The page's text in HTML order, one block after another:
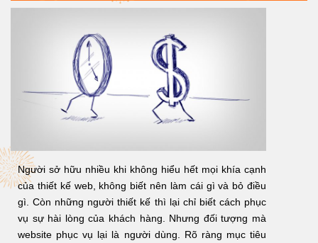
Người sở hữu nhiều khi không hiểu hết mọi khía cạnh
của thiết kế web, không biết nên làm cái gì và bỏ điều
gì. Còn những người thiết kế thì lại chỉ biết cách phục
vụ sự hài lòng của khách hàng. Nhưng đối tượng mà
website phục vụ lại là người dùng. Rõ ràng mục tiêu